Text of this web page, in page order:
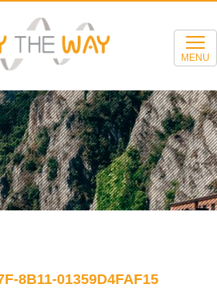
MENU
8B11-01359D4FAF15